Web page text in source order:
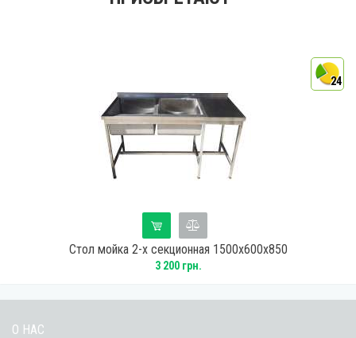
24
Стол мойка 2-х секционная 1500х600х850
3 200 грн.
О НАС